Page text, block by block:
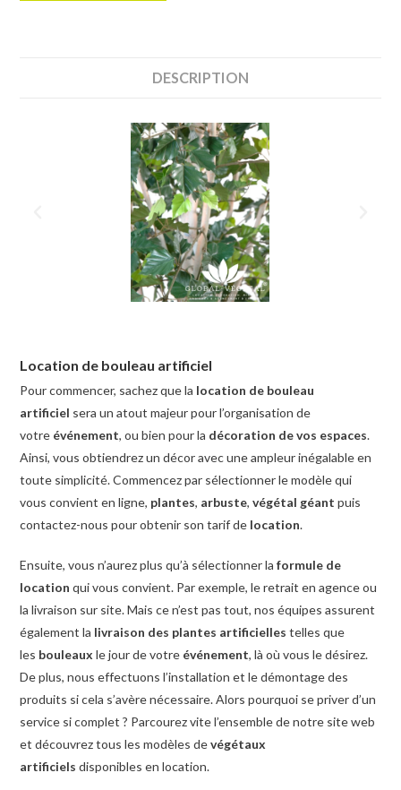
DESCRIPTION
Location de bouleau artificiel
Pour commencer, sachez que la location de bouleau
artificiel sera un atout majeur pour l’organisation de
votre événement, ou bien pour la décoration de vos espaces.
Ainsi, vous obtiendrez un décor avec une ampleur inégalable en
toute simplicité. Commencez par sélectionner le modèle qui
vous convient en ligne, plantes, arbuste,végétal géantpuis
contactez-nous pour obtenir son tarif de location.
Ensuite, vous n’aurez plus qu’à sélectionner laformule de
location qui vous convient. Par exemple, le retrait en agence ou
la livraison sur site. Mais ce n’est pas tout, nos équipes assurent
également la livraison des plantes artificielles telles que
les bouleauxle jour de votre événement, là où vous le désirez.
De plus, nous effectuons l’installation et le démontage des
produits si cela s’avère nécessaire. Alors pourquoi se priver d’un
service si complet ? Parcourez vite l’ensemble de notre site web
et découvrez tous les modèles devégétaux
artificielsdisponibles en location.